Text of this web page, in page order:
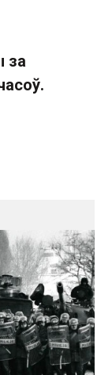
за